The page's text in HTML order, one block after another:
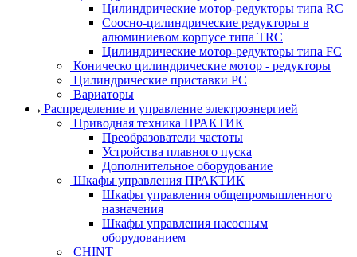
Цилиндрические мотор-редукторы типа RC
Соосно-цилиндрические редукторы в
алюминиевом корпусе типа TRC
Цилиндрические мотор-редукторы типа FC
Коническо цилиндрические мотор - редукторы
Цилиндрические приставки PC
Вариаторы
Распределение и управление электроэнергией
Приводная техника ПРАКТИК
Преобразователи частоты
Устройства плавного пуска
Дополнительное оборудование
Шкафы управления ПРАКТИК
Шкафы управления общепромышленного
назначения
Шкафы управления насосным
оборудованием
CHINT